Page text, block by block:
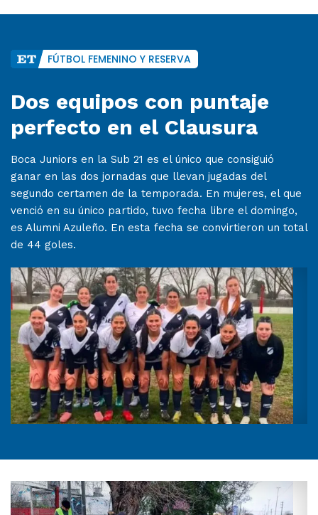
FÚTBOL FEMENINO Y RESERVA
Dos equipos con puntaje
perfecto en el Clausura
Boca Juniors en la Sub 21 es el único que consiguió
ganar en las dos jornadas que llevan jugadas del
segundo certamen de la temporada. En mujeres, el que
venció en su único partido, tuvo fecha libre el domingo,
es Alumni Azuleño. En esta fecha se convirtieron un total
de 44 goles.